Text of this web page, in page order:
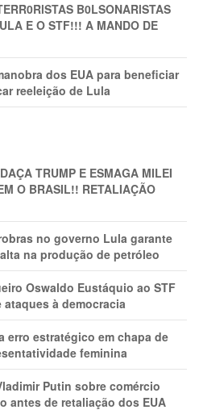
B0LSONARlSTAS
E O STF!!! A MANDO DE
dos EUA para beneficiar
reeleição de Lula
TRUMP E ESMAGA MILEI
O BRASIL!! RETALIAÇÃO
no governo Lula garante
na produção de petróleo
Oswaldo Eustáquio ao STF
à democracia
erro estratégico em chapa de
feminina
Putin sobre comércio
antes de retaliação dos EUA